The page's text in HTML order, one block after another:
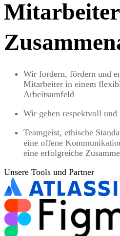
Wir fordern, fördern und
Mitarbeiter in einem
Arbeitsumfeld
Wir gehen respektvoll
Teamgeist, ethische
eine offene
eine erfolgreiche
Unsere Tools und Partner